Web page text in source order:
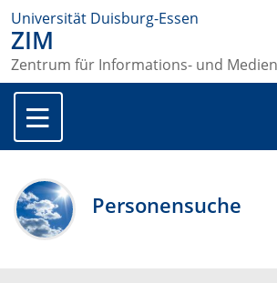
Universität Duisburg-Essen
ZIM
Zentrum für Informations- und
Personensuche